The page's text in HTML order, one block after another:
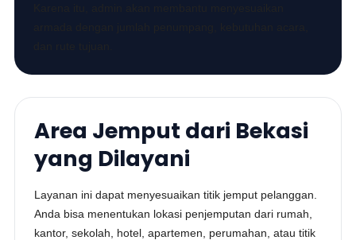
Area Jemput dari Bekasi
yang Dilayani
Layanan ini dapat menyesuaikan titik jemput pelanggan.
Anda bisa menentukan lokasi penjemputan dari rumah,
kantor, sekolah, hotel, apartemen, perumahan, atau titik